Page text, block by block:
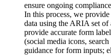
ensure ongoing
In this process, we
data using the ARIA set
provide accurate form
(social media icons,
guidance for form inputs;